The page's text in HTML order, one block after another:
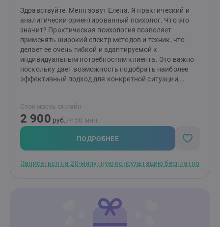
Здравствуйте. Меня зовут Елена. Я практический и
аналитически ориентированный психолог. Что это
значит? Практическая психология позволяет
применять широкий спектр методов и техник, что
делает ее очень гибкой и адаптируемой к
индивидуальным потребностям клиента. Это важно
поскольку дает возможность подобрать наиболее
эффективный подход для конкретной ситуации,
взаимодействию, развитию самосознания и навыков
для решения жизненных задач, что в итоге повышает
качество жизни и эмоциональное благополучие. В
своей практике я использую следующий набор
методик. КПТ (когнитивно‑поведенческая терапия),
(терапия, сфокусированная на сострадании для
сценариями. Для более долгосрочной работы я
применяю юнгианский анализ (как аналитически
ориентированное консультирование). Этот метод
Стоимость онлайн
2 900 руб. /≈ 50 мин.
ПОДРОБНЕЕ
Записаться на 20-минутную консультацию бесплатно